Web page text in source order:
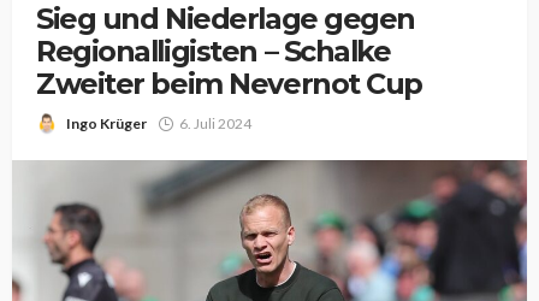
Sieg und Niederlage gegen
Regionalligisten – Schalke
Zweiter beim Nevernot Cup
Ingo Krüger 6. Juli 2024